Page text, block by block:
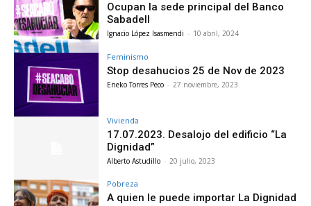
Ocupan la sede principal del Banco
Sabadell
Ignacio López Isasmendi - 10 abril, 2024
Feminismo
Stop desahucios 25 de Nov de 2023
Eneko Torres Peco - 27 noviembre, 2023
Vivienda
17.07.2023. Desalojo del edificio “La
Dignidad”
Alberto Astudillo - 20 julio, 2023
Pobreza
A quien le puede importar La Dignidad